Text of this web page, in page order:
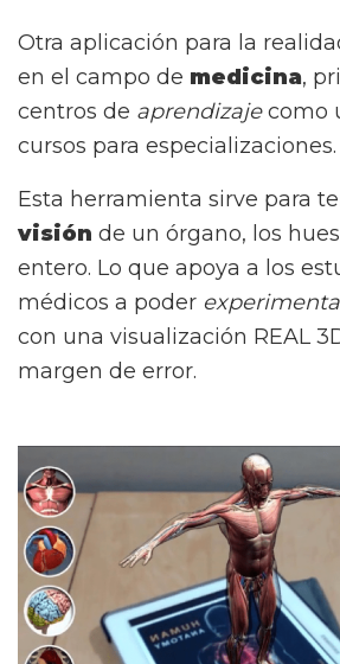
Otra aplicación para la
en el campo de medicina,
centros de aprendizajecomo
cursos para especializaciones.
Esta herramienta sirve para
visión de un órgano, los
entero. Lo que apoya a los
médicos a poder
con una visualización REAL
margen de error.